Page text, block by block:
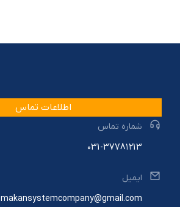
اطلاعات تماس
شماره تماس
۰31-3778۱۲13
ایمیل
makansystemcompany@gmail.com